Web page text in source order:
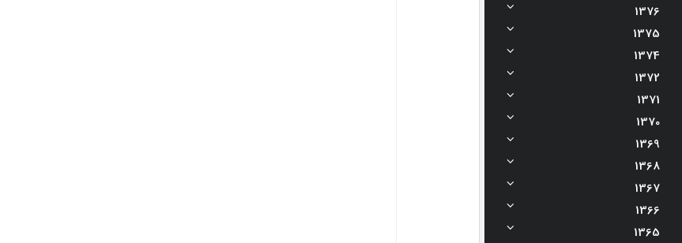
1376
1375
1374
1372
1371
1370
1369
1368
1367
1366
1365